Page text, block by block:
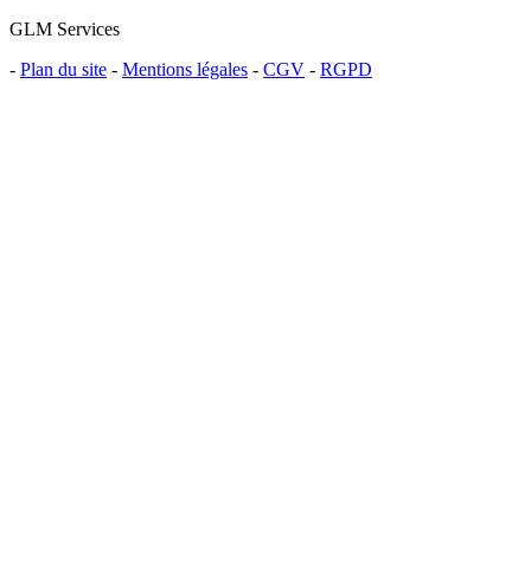
GLM Services
- Plan du site - Mentions légales - CGV - RGPD